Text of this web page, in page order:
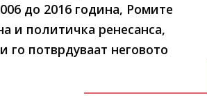
до 2016 година, Ромите
и политичка ренесанса,
го потврдуваат неговото